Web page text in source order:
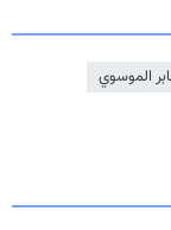
الموسوي